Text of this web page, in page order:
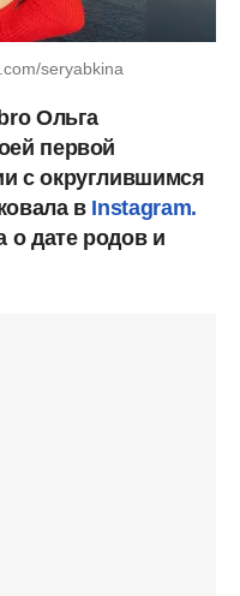
seryabkina
Ольга
первой
с округлившимся
вInstagram.
о дате родов и